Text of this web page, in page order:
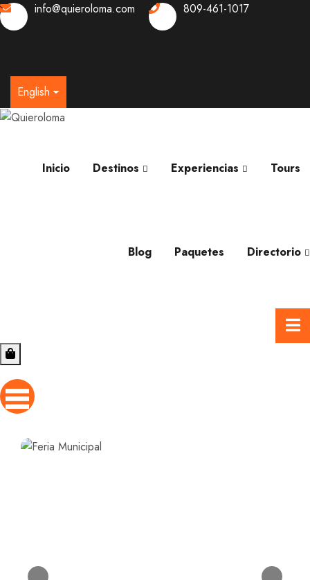
info@quieroloma.com 809-461-1017
English
Inicio Destinos Experiencias Tours
Blog Paquetes Directorio